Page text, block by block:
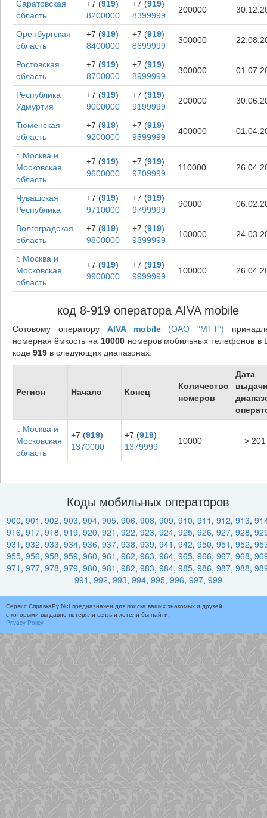
Саратовская
область
+7 (919)
8200000
+7 (919)
8399999
200000
Оренбургская
область
+7 (919)
8400000
+7 (919)
8699999
300000
Ростовская
область
+7 (919)
8700000
+7 (919)
8999999
300000
Республика
Удмуртия
+7 (919)
9000000
+7 (919)
9199999
200000
Тюменская
область
+7 (919)
9200000
+7 (919)
9599999
400000
г. Москва и
Московская
область
+7 (919)
9600000
+7 (919)
9709999
110000
Чувашская
Республика
+7 (919)
9710000
+7 (919)
9799999
90000
Волгоградская
область
+7 (919)
9800000
+7 (919)
9899999
100000
г. Москва и
Московская
область
+7 (919)
9900000
+7 (919)
9999999
100000
код 8-919 оператора AIVA mobile
Сотовому оператору AIVA mobile(ОАО "МТТ")
номерная ёмкость на 10000номеров мобильных телефонов в
коде 919в следующих диапазонах:
Регион Начало Конец
Количество
номеров
Дата
г. Москва и
Московская
область
+7 (919)
1370000
+7 (919)
1379999
10000 >
Коды мобильных операторов
900, 901 , 902, 903, 904, 905, 906, 908, 909, 910, 911 , 912, 913,
916, 917, 918, 919, 920, 921 , 922, 923, 924, 925, 926, 927, 928,
931 , 932, 933, 934, 936, 937, 938, 939, 941 , 942, 950, 951 , 952,
955, 956, 958, 959, 960, 961 , 962, 963, 964, 965, 966, 967, 968,
971 , 977, 978, 979, 980, 981 , 982, 983, 984, 985, 986, 987, 988,
991 , 992, 993, 994, 995, 996, 997, 999
Сервис СправкаРу.Net предназначен для поиска ваших знакомых и друзей,
с которыми вы давно потеряли связь и хотели бы найти.
Privacy Policy